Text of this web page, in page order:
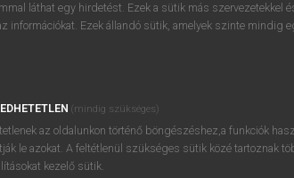
láthat egy hirdetést. Ezek a sütik más szervezetekkel
információkat. Ezek állandó sütik, amelyek szinte mindig
(mindig szükséges)
az oldalunkon történő böngészéshez,a funkciók
le azokat. A feltétlenül szükséges sütik közé tartoznak
kezelő sütik.